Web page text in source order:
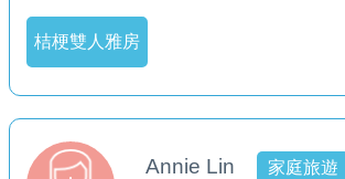
桔梗雙人雅房
Annie Lin 家庭旅遊